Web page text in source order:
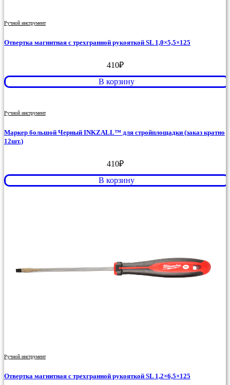
Ручной инструмент
Отвертка магнитная с трехгранной рукояткой SL 1,0×5,5×125
410₽
В корзину
Ручной инструмент
Маркер большой Черный INKZALL™ для стройплощадки (заказ кратно
12шт.)
410₽
В корзину
Ручной инструмент
Отвертка магнитная с трехгранной рукояткой SL 1,2×6,5×125